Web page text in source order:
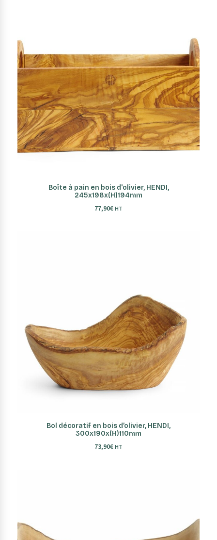
AJOUTER AU PANIER
Boîte à pain en bois d'olivier, HENDI,
245x198x(H)194mm
77,90€HT
AJOUTER AU PANIER
Bol décoratif en bois d’olivier, HENDI,
300x190x(H)110mm
73,90€HT